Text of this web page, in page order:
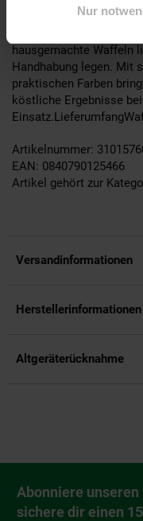
Nur
verbindet Funktionalität
hausgemachte Waffeln
Handhabung legen. Mit
praktischen Farben
köstliche Ergebnisse
Artikelnummer:
EAN: 0840790125466
Artikel gehört zur
Versandinformationen
Herstellerinformationen
Altgeräterücknahme
Newsletter
Abonniere
sichere dir einen